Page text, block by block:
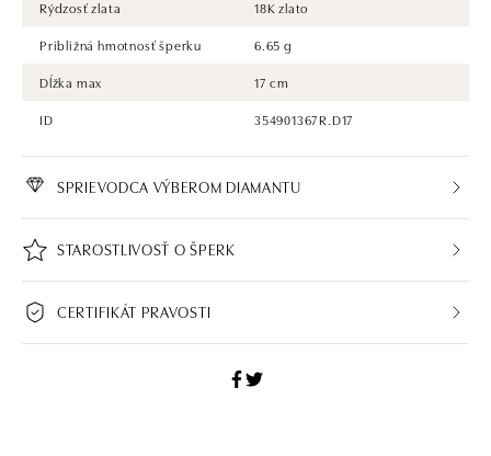
Rýdzosť zlata
18K zlato
Približná hmotnosť šperku
6.65 g
Dĺžka max
17 cm
ID
354901367R.D17
SPRIEVODCA VÝBEROM DIAMANTU
STAROSTLIVOSŤ O ŠPERK
CERTIFIKÁT PRAVOSTI